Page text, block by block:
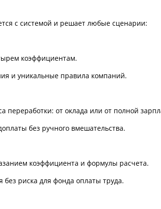
с системой и решает любые сценарии:
коэффициентам.
и уникальные правила компаний.
от оклада или от полной
без ручного вмешательства.
коэффициента и формулы расчета.
риска для фонда оплаты труда.